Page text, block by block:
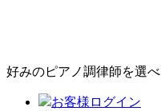
好みのピアノ調律師を選べ
お客様ログイン